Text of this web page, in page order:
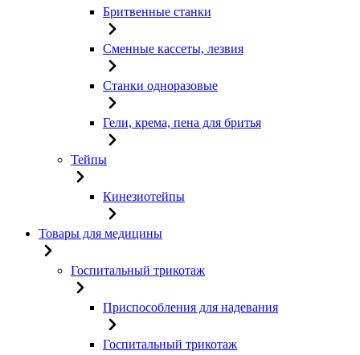
Бритвенные станки
Сменные кассеты, лезвия
Станки одноразовые
Гели, крема, пена для бритья
Тейпы
Кинезиотейпы
Товары для медицины
Госпитальный трикотаж
Приспособления для надевания
Госпитальный трикотаж